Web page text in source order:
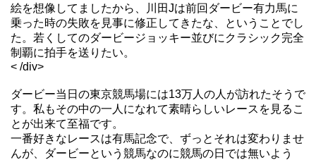
絵を想像してましたから、川田Jは前回ダービー有力馬に
乗った時の失敗を見事に修正してきたな、ということでし
た。若くしてのダービージョッキー並びにクラシック完全
制覇に拍手を送りたい。
< /div>
ダービー当日の東京競馬場には13万人の人が訪れたそうで
す。私もその中の一人になれて素晴らしいレースを見るこ
とが出来て至福です。
一番好きなレースは有馬記念で、ずっとそれは変わりませ
んが、ダービーという競馬なのに競馬の日では無いよう